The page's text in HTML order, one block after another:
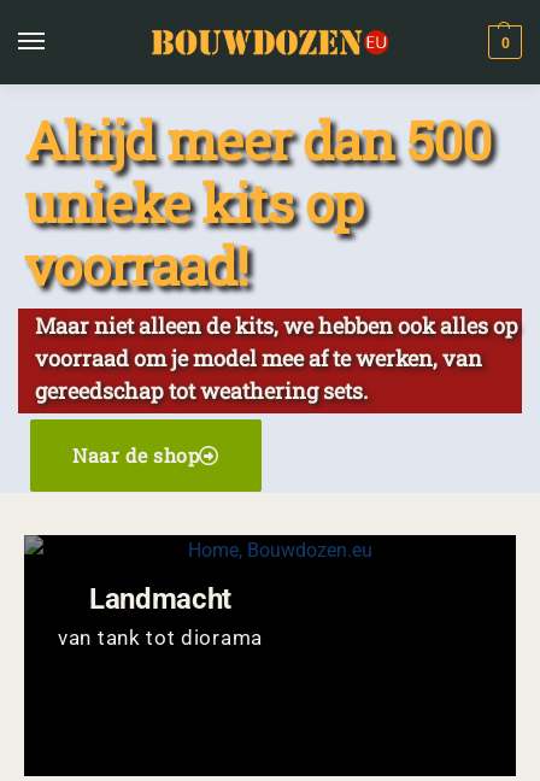
0
Altijd meer dan 500
unieke kits op
voorraad!
Maar niet alleen de kits, we hebben ook alles op
voorraad om je model mee af te werken, van
gereedschap tot weathering sets.
Naar de shop
Landmacht
van tank tot diorama